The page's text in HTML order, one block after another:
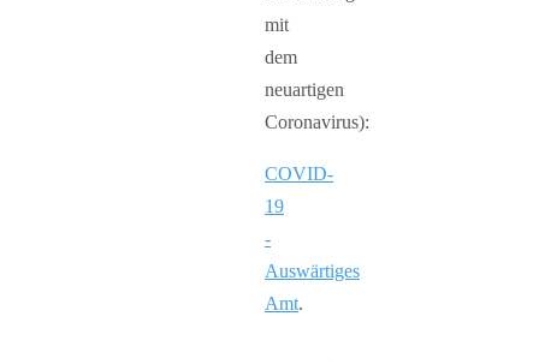
mit
dem
neuartigen
Coronavirus):
COVID-
19
-
Auswärtiges
Amt.